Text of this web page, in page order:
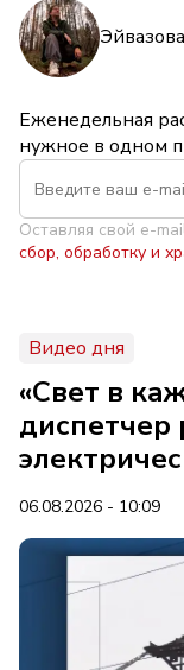
Еженедельная
нужное в одном
Оставляя свой e-
сбор, обработку и
Видео дня
«Свет в
06.08.2026 - 10:09